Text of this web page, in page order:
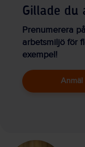
Gillade du
Prenumerera
arbetsmiljö för
exempel!
Anmäl